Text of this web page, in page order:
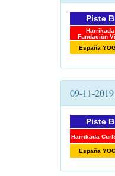
Piste B
Harrikada
Fundación
España
09-11-
Piste B
Harrikada
España